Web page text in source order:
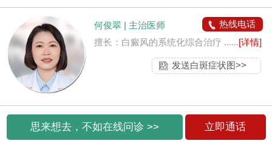
何俊翠 | 主治医师
热线电话
擅长：白癜风的系统化综合治疗 ......[详情]
发送白斑症状图>>
思来想去，不如在线问诊 >> 立即通话